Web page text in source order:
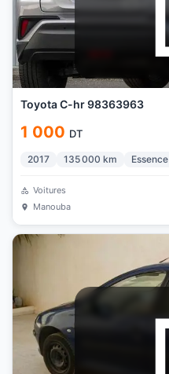
Toyota C-hr 98363963
1 000 DT
2017 135 000 km Essence
Voitures
Manouba